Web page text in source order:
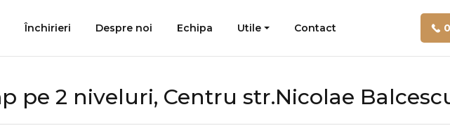
Închirieri Despre noi Echipa Utile Contact
pe 2 niveluri, Centru str.Nicolae